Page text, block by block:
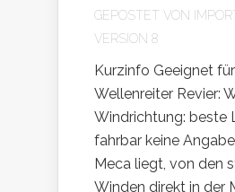
GEPOSTET VON
VERSION 8
Kurzinfo Geeignet
Wellenreiter Revier:
Windrichtung: beste
fahrbar keine
Meca liegt, von den
Winden direkt in der